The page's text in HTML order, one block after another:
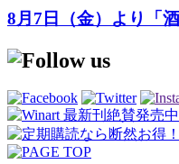
8月7日（金）より「